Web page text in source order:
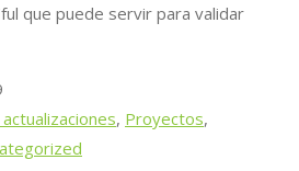
que puede servir para validar
, Proyectos,